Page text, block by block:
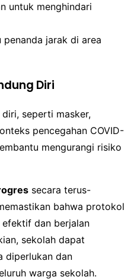
untuk menghindari
jarak di area
Diri
seperti masker,
pencegahan COVID-
mengurangi risiko
secara terus-
bahwa protokol
dan berjalan
sekolah dapat
diperlukan dan
warga sekolah.